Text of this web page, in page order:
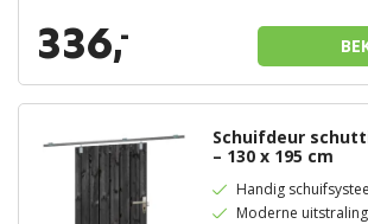
336,-
Schuifdeur
– 130 x 195 cm
Handig
Moderne uitstraling